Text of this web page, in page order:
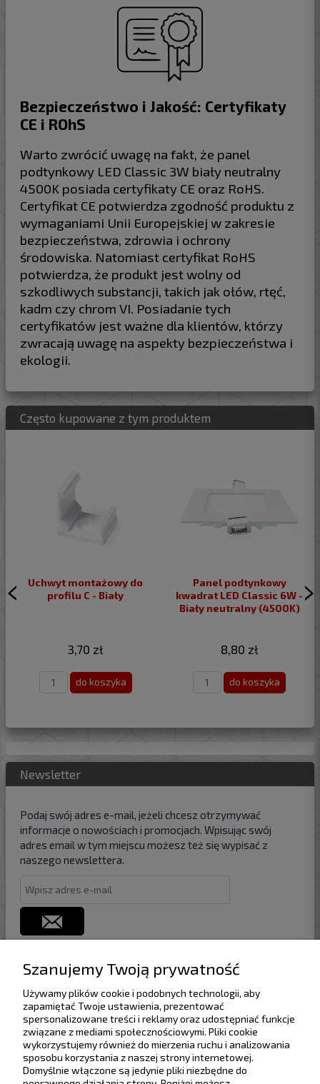
Bezpieczeństwo i Jakość: Certyfikaty
CE i ROhS
Warto zwrócić uwagę na fakt, że panel
podtynkowy LED Classic 3W biały neutralny
4500K posiada certyfikaty CE oraz RoHS.
Certyfikat CE potwierdza zgodność produktu z
wymaganiami Unii Europejskiej w zakresie
bezpieczeństwa, zdrowia i ochrony
środowiska. Natomiast certyfikat RoHS
potwierdza, że produkt jest wolny od
szkodliwych substancji, takich jak ołów, rtęć,
kadm czy chrom VI. Posiadanie tych
certyfikatów jest ważne dla klientów, którzy
zwracają uwagę na aspekty bezpieczeństwa i
ekologii.
Często kupowane z tym produktem
Uchwyt montażowy do
profilu C - Biały
3,70 zł
do koszyka
Panel podtynkowy
kwadrat LED Classic 6W -
Biały neutralny (4500K)
8,80 zł
do koszyka
Newsletter
Podaj swój adres e-mail, jeżeli chcesz otrzymywać
informacje o nowościach i promocjach. Wpisując swój
adres email w tym miejscu możesz też się wypisać z
naszego newslettera.
Pomoc
Dostawa
Moje konto
Szanujemy Twoją prywatność
Używamy plików cookie i podobnych technologii, aby
zapamiętać Twoje ustawienia, prezentować
spersonalizowane treści i reklamy oraz udostępniać funkcje
związane z mediami społecznościowymi. Pliki cookie
wykorzystujemy również do mierzenia ruchu i analizowania
sposobu korzystania z naszej strony internetowej.
Domyślnie włączone są jedynie pliki niezbędne do